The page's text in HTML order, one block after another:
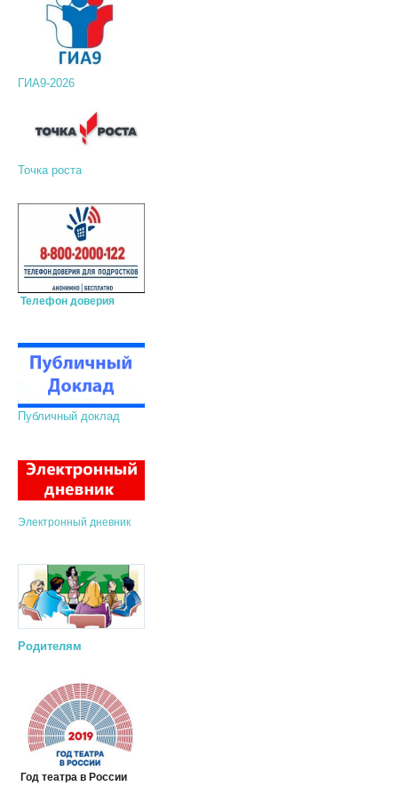
ГИА9-2026
Точка роста
Телефон доверия
Публичный доклад
Электронный дневник
Родителям
Год театра в России